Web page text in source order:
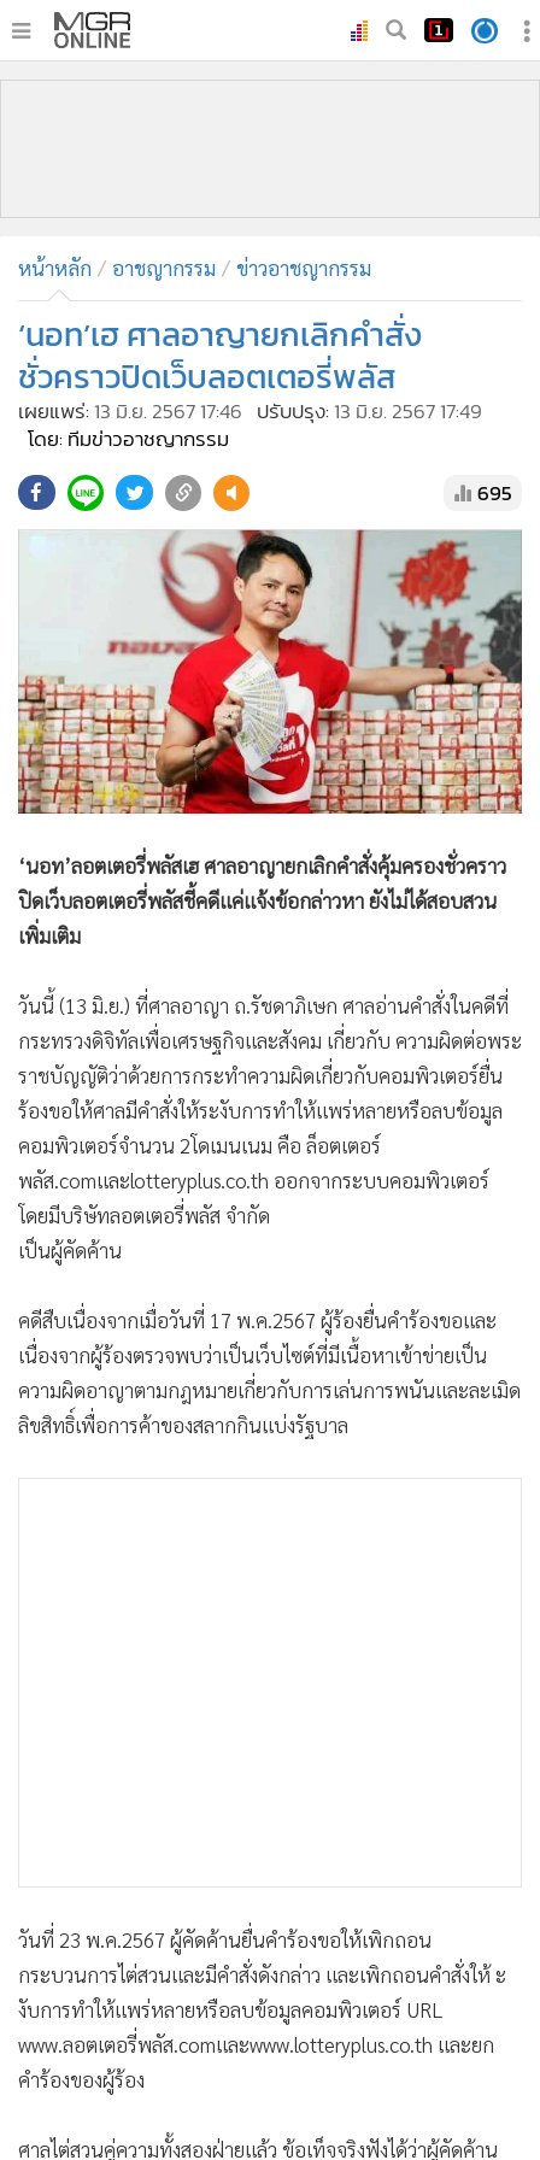
• บันเทิง
คอลัมนิสต์
• ละคร
CbizReview
• ผู้จัดกวน
Good health & Well-being
Green Innovation & SD
Management & HR
MGR Live
• Infographic
• การเมือง
• ท่องเที่ยว
• กีฬา
Special Scoop
• เศรษฐกิจ-ธุรกิจ
• จีน
•
ชุมชน-คุณภาพชีวิต
อาชญากรรม
Motoring
• เกม
• วิทยาศาสตร์
• SMEs
• หุ้น
• อินโดจีน
• Celeb Online
• Factcheck
• ญี่ปุ่น
• News1
• Gotomanager
หน้าหลัก อาชญากรรม ข่าวอาชญากรรม
‘นอท’เฮ ศาลอาญายกเลิกคำสั่ง
ชั่วคราวปิดเว็บลอตเตอรี่พลัส
เผยแพร่: 13 มิ.ย. 2567 17:46 ปรับปรุง: 13 มิ.ย. 2567 17:49
โดย: ทีมข่าวอาชญากรรม
695
‘นอท’ลอตเตอรี่พลัสเฮ ศาลอาญายกเลิกคำสั่งคุ้มครองชั่วคราว
ปิดเว็บลอตเตอรี่พลัสชี้คดีเเค่แจ้งข้อกล่าวหา ยังไม่ได้สอบสวน
เพิ่มเติม
วันนี้ (13 มิ.ย.) ที่ศาลอาญา ถ.รัชดาภิเษก ศาลอ่านคำสั่งในคดีที่
กระทรวงดิจิทัลเพื่อเศรษฐกิจและสังคม เกี่ยวกับ ความผิดต่อพระ
ราชบัญญัติว่าด้วยการกระทำความผิดเกี่ยวกับคอมพิวเตอร์ยื่น
ร้องขอให้ศาลมีคำสั่งให้ระงับการทำให้แพร่หลายหรือลบข้อมูล
คอมพิวเตอร์จำนวน 2โดเมนเนม คือ ล็อตเตอร์
พลัส.comและlotteryplus.co.th ออกจากระบบคอมพิวเตอร์
โดยมีบริษัทลอตเตอรี่พลัส จำกัด
เป็นผู้คัดค้าน
คดีสืบเนื่องจากเมื่อวันที่ 17 พ.ค.2567 ผู้ร้องยื่นคำร้องขอและ
เนื่องจากผู้ร้องตรวจพบว่าเป็นเว็บไซต์ที่มีเนื้อหาเข้าข่ายเป็น
ความผิดอาญาตามกฎหมายเกี่ยวกับการเล่นการพนันและละเมิด
ลิขสิทธิ์เพื่อการค้าของสลากกินแบ่งรัฐบาล
วันที่ 23 พ.ค.2567 ผู้คัดค้านยื่นคำร้องขอให้เพิกถอน
กระบวนการไต่สวนและมีคำสั่งดังกล่าว และเพิกถอนคำสั่งให้ ะ
งับการทำให้แพร่หลายหรือลบข้อมูลคอมพิวเตอร์ URL
www.ลอตเตอรี่พลัส.comและwww.lotteryplus.co.th และยก
คำร้องของผู้ร้อง
ศาลไต่สวนคู่ความทั้งสองฝ่ายแล้ว ข้อเท็จจริงฟังได้ว่าผู้คัดค้าน